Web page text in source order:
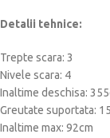
Detalii tehnice:
Trepte scara: 3
Nivele scara: 4
Inaltime deschisa:
Greutate suportata:
Inaltime max: 92cm